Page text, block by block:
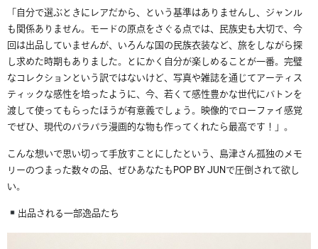
「自分で選ぶときにレアだから、という基準はありませんし、ジャンル
も関係ありません。モードの原点をさぐる点では、民族史も大切で、今
回は出品していませんが、いろんな国の民族衣装など、旅をしながら探
し求めた時期もありました。とにかく自分が楽しめることが一番。完璧
なコレクションという訳ではないけど、写真や雑誌を通じてアーティス
ティックな感性を培ったように、今、若くて感性豊かな世代にバトンを
渡して使ってもらったほうが有意義でしょう。映像的でローファイ感覚
でぜひ、現代のパラパラ漫画的な物も作ってくれたら最高です！」。
こんな想いで思い切って手放すことにしたという、島津さん孤独のメモ
リーのつまった数々の品、ぜひあなたもPOP BY JUNで圧倒されて欲し
い。
出品される一部逸品たち